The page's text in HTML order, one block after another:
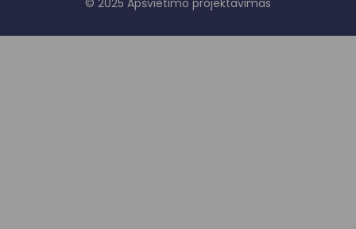
© 2025 Apšvietimo projektavimas